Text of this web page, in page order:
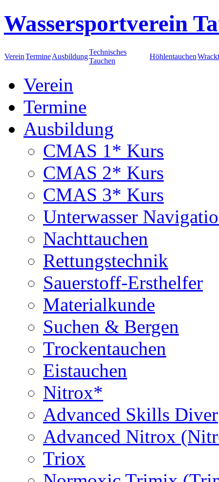
Wassersportverein
VereinTermineAusbildung
Technisches
Tauchen
Höhlentauchen
Verein
Termine
Ausbildung
CMAS 1* Kurs
CMAS 2* Kurs
CMAS 3* Kurs
Unterwasser
Nachttauchen
Rettungstechnik
Sauerstoff-Ersthelfer
Materialkunde
Suchen & Bergen
Trockentauchen
Eistauchen
Nitrox*
Advanced Skills Diver
Advanced Nitrox
Triox